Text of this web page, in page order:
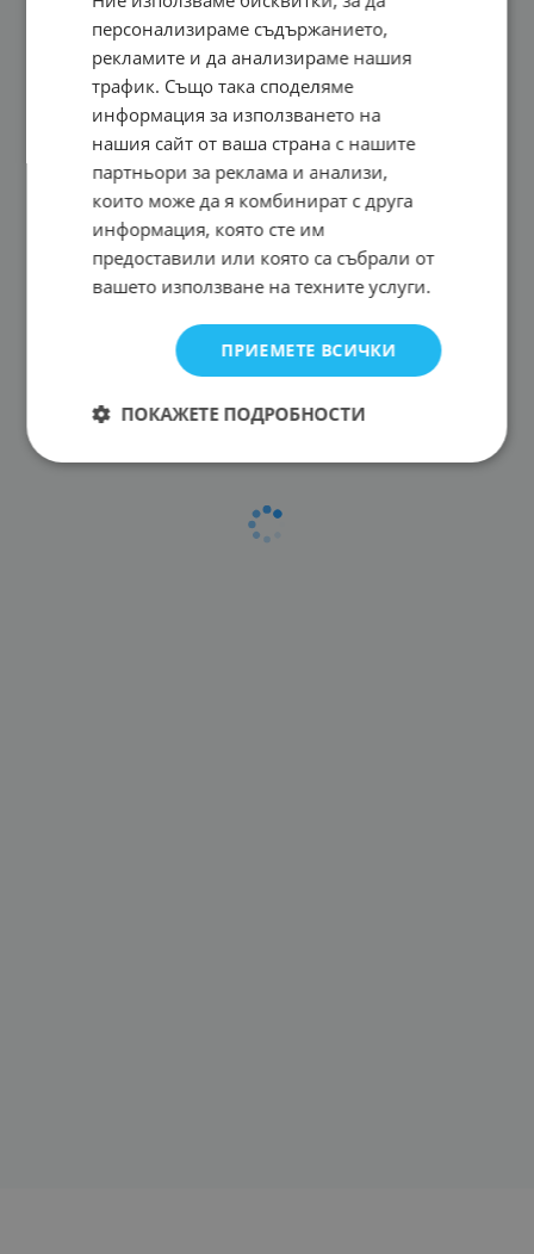
персонализираме съдържанието,
рекламите и да анализираме нашия
трафик. Също така споделяме
информация за използването на
нашия сайт от ваша страна с нашите
партньори за реклама и анализи,
които може да я комбинират с друга
информация, която сте им
предоставили или която са събрали от
вашето използване на техните услуги.
ПРИЕМЕТЕ ВСИЧКИ
ПОКАЖЕТЕ ПОДРОБНОСТИ